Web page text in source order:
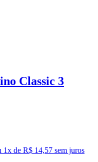
Classic 3
1x de R$ 14,57 sem juros